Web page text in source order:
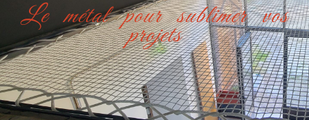
Le métal pour sublimer vos
projets